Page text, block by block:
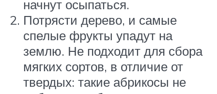
начнут осыпаться.
Потрясти дерево, и самые
спелые фрукты упадут на
землю. Не подходит для сбора
мягких сортов, в отличие от
твердых: такие абрикосы не